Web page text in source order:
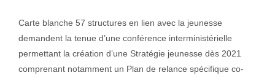
Carte blanche 57 structures en lien avec la jeunesse
demandent la tenue d’une conférence interministérielle
permettant la création d’une Stratégie jeunesse dès 2021
comprenant notamment un Plan de relance spécifique co-